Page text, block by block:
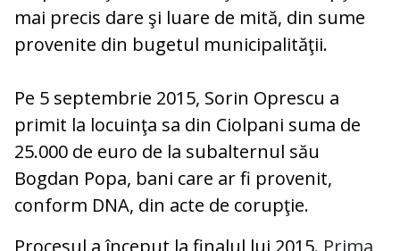
mai precis dare şi luare de mită, din sume
provenite din bugetul municipalităţii.
Pe 5 septembrie 2015, Sorin Oprescu a
primit la locuinţa sa din Ciolpani suma de
25.000 de euro de la subalternul său
Bogdan Popa, bani care ar fi provenit,
conform DNA, din acte de corupţie.
Procesul a început la finalul lui 2015. Prima